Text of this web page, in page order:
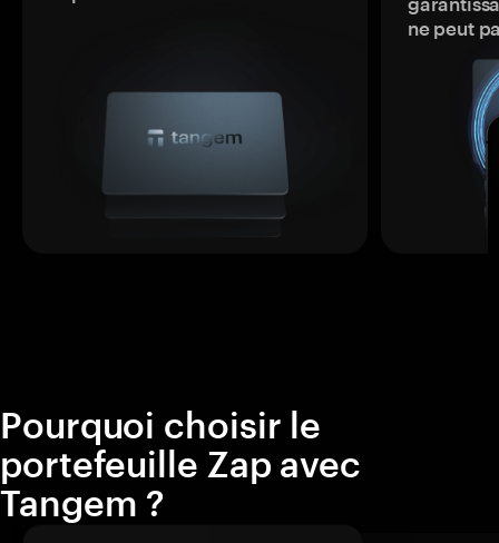
ne peut
Pourquoi choisir le
portefeuille Zap avec
Tangem ?